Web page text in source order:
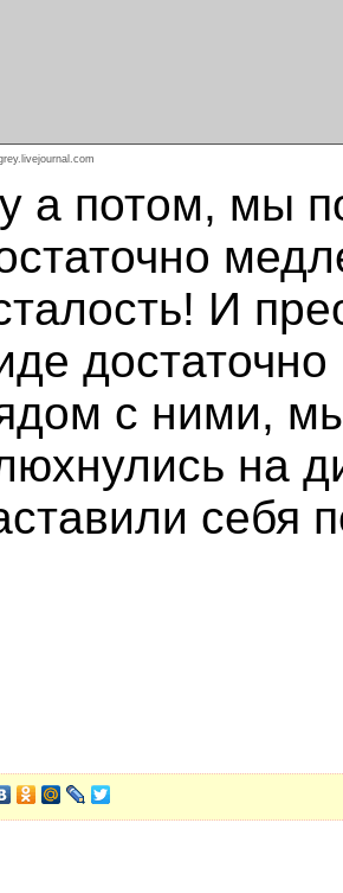
а потом, мы
И
с ними,
на
себя